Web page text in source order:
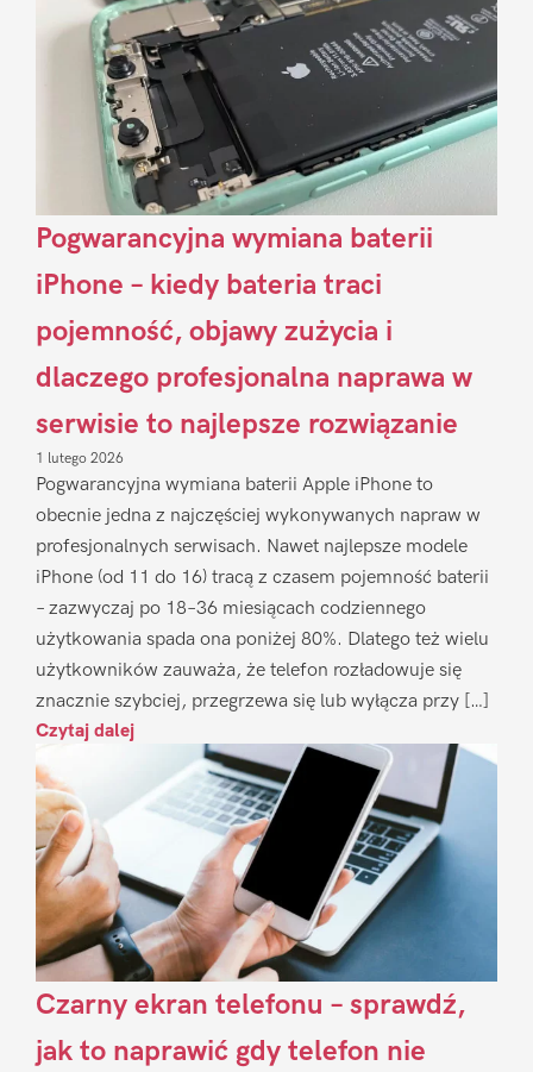
Pogwarancyjna wymiana baterii
iPhone – kiedy bateria traci
pojemność, objawy zużycia i
dlaczego profesjonalna naprawa w
serwisie to najlepsze rozwiązanie
1 lutego 2026
Pogwarancyjna wymiana baterii Apple iPhone to
obecnie jedna z najczęściej wykonywanych napraw w
profesjonalnych serwisach. Nawet najlepsze modele
iPhone (od 11 do 16) tracą z czasem pojemność baterii
– zazwyczaj po 18–36 miesiącach codziennego
użytkowania spada ona poniżej 80%. Dlatego też wielu
użytkowników zauważa, że telefon rozładowuje się
znacznie szybciej, przegrzewa się lub wyłącza przy […]
Czytaj dalej
Czarny ekran telefonu – sprawdź,
jak to naprawić gdy telefon nie